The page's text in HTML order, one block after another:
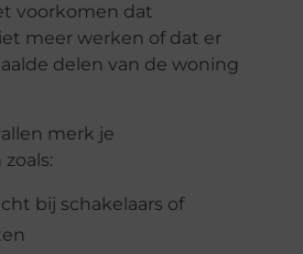
voorkomen dat
meer werken of dat er
delen van de woning
merk je
bij schakelaars of